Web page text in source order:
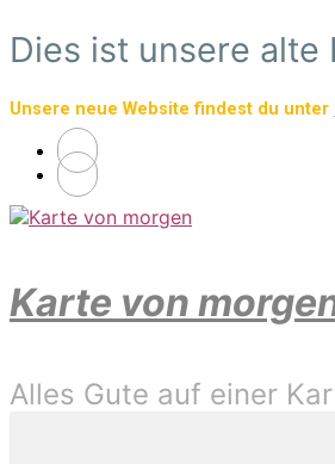
Zum
Hauptinhalt
Dies ist unsere alte
Unsere neue Website findest du unter
Karte von
Alles Gute auf einer